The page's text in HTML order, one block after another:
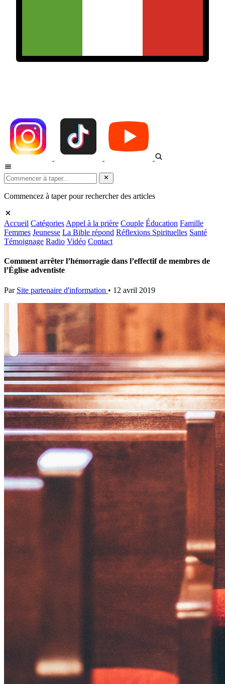
Commencez à taper pour rechercher des articles
Accueil Catégories Appel à la prière Couple Éducation Famille
Femmes Jeunesse La Bible répond Réflexions Spirituelles Santé
Témoignage Radio Vidéo Contact
Comment arrêter l’hémorragie dans l’effectif de membres de
l’Église adventiste
Par Site partenaire d'information • 12 avril 2019